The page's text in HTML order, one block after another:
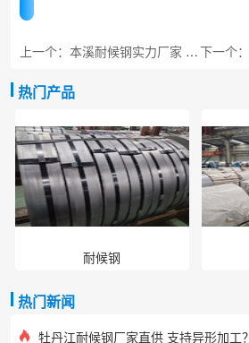
上一个：本溪耐候钢实力厂家 工程专用板材
热门产品
耐候钢
热门新闻
牡丹江耐候钢厂家直供 支持异形加工？